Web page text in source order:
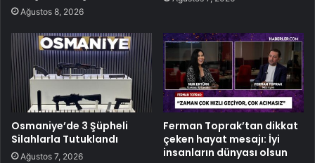
Ağustos 8, 2026
Osmaniye’de 3 Şüpheli
Silahlarla Tutuklandı
Ağustos 7, 2026
Ferman Toprak’tan dikkat
çeken hayat mesajı: İyi
insanların dünyası olsun